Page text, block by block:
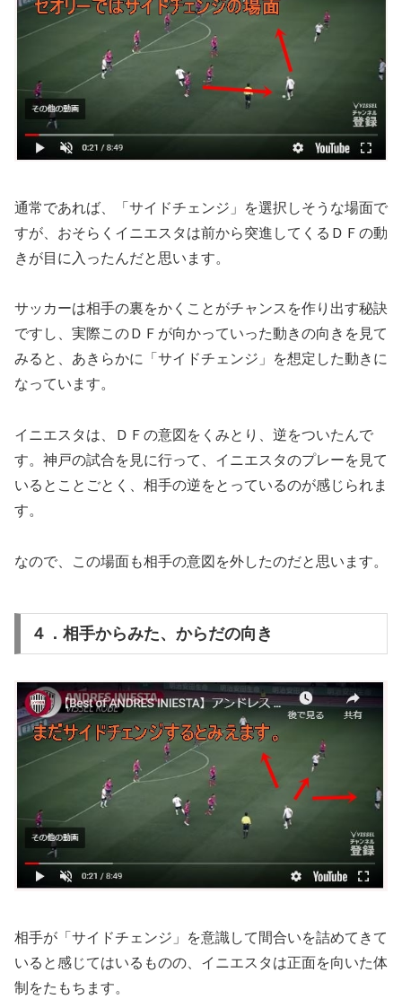
通常であれば、「サイドチェンジ」を選択しそうな場面で
すが、おそらくイニエスタは前から突進してくるＤＦの動
きが目に入ったんだと思います。
サッカーは相手の裏をかくことがチャンスを作り出す秘訣
ですし、実際このＤＦが向かっていった動きの向きを見て
みると、あきらかに「サイドチェンジ」を想定した動きに
なっています。
イニエスタは、ＤＦの意図をくみとり、逆をついたんで
す。神戸の試合を見に行って、イニエスタのプレーを見て
いるとことごとく、相手の逆をとっているのが感じられま
す。
なので、この場面も相手の意図を外したのだと思います。
４．相手からみた、からだの向き
相手が「サイドチェンジ」を意識して間合いを詰めてきて
いると感じてはいるものの、イニエスタは正面を向いた体
制をたもちます。